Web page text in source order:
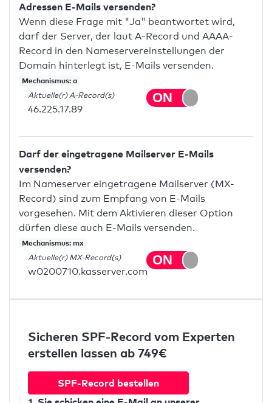
Adressen E-Mails versenden?
Wenn diese Frage mit "Ja" beantwortet wird,
darf der Server, der laut A-Record und AAAA-
Record in den Nameservereinstellungen der
Domain hinterlegt ist, E-Mails versenden.
Mechanismus: a
Aktuelle(r) A-Record(s)
46.225.17.89
Darf der eingetragene Mailserver E-Mails
versenden?
Im Nameserver eingetragene Mailserver (MX-
Record) sind zum Empfang von E-Mails
vorgesehen. Mit dem Aktivieren dieser Option
dürfen diese auch E-Mails versenden.
Mechanismus: mx
Aktuelle(r) MX-Record(s)
w0200710.kasserver.com
Sicheren SPF-Record vom Experten
erstellen lassen ab 749€
SPF-Record bestellen